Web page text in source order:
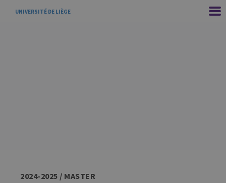
UNIVERSITÉ DE LIÈGE
2024-2025 / MASTER